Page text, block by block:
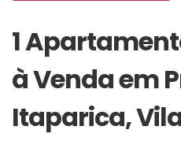
1
à Venda em
Itaparica,